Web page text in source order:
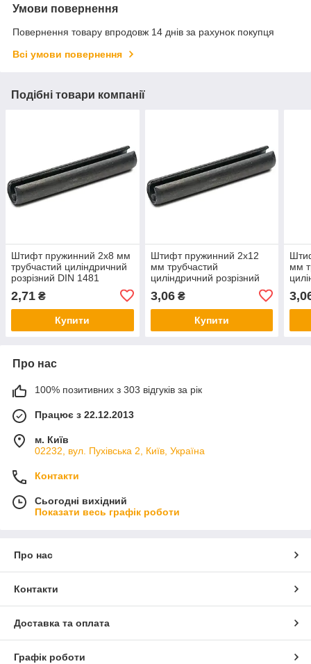
Умови повернення
Повернення товару впродовж 14 днів за рахунок покупця
Всі умови повернення
Подібні товари компанії
Штифт пружинний 2х8 мм
трубчастий циліндричний
розрізний DIN 1481
2,71 ₴
Купити
Штифт пружинний 2х12
мм трубчастий
циліндричний розрізний
3,06₴
Купити
мм
Про нас
100% позитивних з 303 відгуків за рік
Працює з 22.12.2013
м. Київ
02232, вул. Пухівська 2, Київ, Україна
Контакти
Сьогодні вихідний
Показати весь графік роботи
Про нас
Контакти
Доставка та оплата
Графік роботи